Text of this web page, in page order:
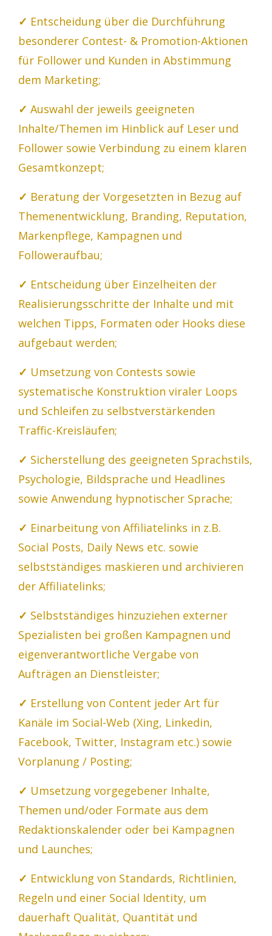
✓ Entscheidung über die Durchführung
besonderer Contest- & Promotion-Aktionen
für Follower und Kunden in Abstimmung
dem Marketing;
✓ Auswahl der jeweils geeigneten
Inhalte/Themen im Hinblick auf Leser und
Follower sowie Verbindung zu einem klaren
Gesamtkonzept;
✓ Beratung der Vorgesetzten in Bezug auf
Themenentwicklung, Branding, Reputation,
Markenpflege, Kampagnen und
Followeraufbau;
✓ Entscheidung über Einzelheiten der
Realisierungsschritte der Inhalte und mit
welchen Tipps, Formaten oder Hooks diese
aufgebaut werden;
✓ Umsetzung von Contests sowie
systematische Konstruktion viraler Loops
und Schleifen zu selbstverstärkenden
Traffic-Kreisläufen;
✓ Sicherstellung des geeigneten Sprachstils,
Psychologie, Bildsprache und Headlines
sowie Anwendung hypnotischer Sprache;
✓ Einarbeitung von Affiliatelinks in z.B.
Social Posts, Daily News etc. sowie
selbstständiges maskieren und archivieren
der Affiliatelinks;
✓ Selbstständiges hinzuziehen externer
Spezialisten bei großen Kampagnen und
eigenverantwortliche Vergabe von
Aufträgen an Dienstleister;
✓ Erstellung von Content jeder Art für
Kanäle im Social-Web (Xing, Linkedin,
Facebook, Twitter, Instagram etc.) sowie
Vorplanung / Posting;
✓ Umsetzung vorgegebener Inhalte,
Themen und/oder Formate aus dem
Redaktionskalender oder bei Kampagnen
und Launches;
✓ Entwicklung von Standards, Richtlinien,
Regeln und einer Social Identity, um
dauerhaft Qualität, Quantität und